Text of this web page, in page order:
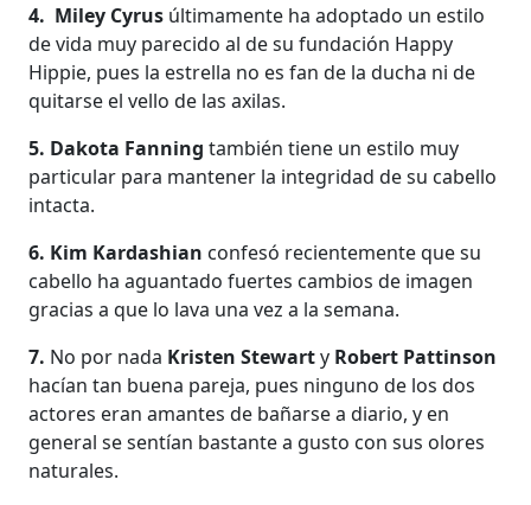
4. Miley Cyrus últimamente ha adoptado un estilo
de vida muy parecido al de su fundación Happy
Hippie, pues la estrella no es fan de la ducha ni de
quitarse el vello de las axilas.
5. Dakota Fanningtambién tiene un estilo muy
particular para mantener la integridad de su cabello
intacta.
6. Kim Kardashian confesó recientemente que su
cabello ha aguantado fuertes cambios de imagen
gracias a que lo lava una vez a la semana.
7. No por nada Kristen Stewarty Robert Pattinson
hacían tan buena pareja, pues ninguno de los dos
actores eran amantes de bañarse a diario, y en
general se sentían bastante a gusto con sus olores
naturales.